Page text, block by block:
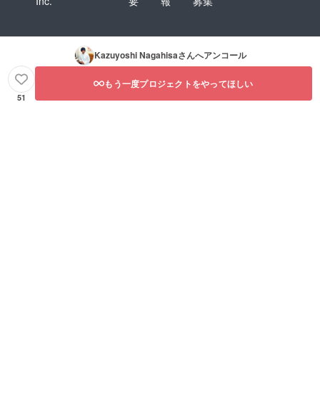
Kazuyoshi Nagahisaさんへアンコール
51
もう一度プロジェクトをやってほしい